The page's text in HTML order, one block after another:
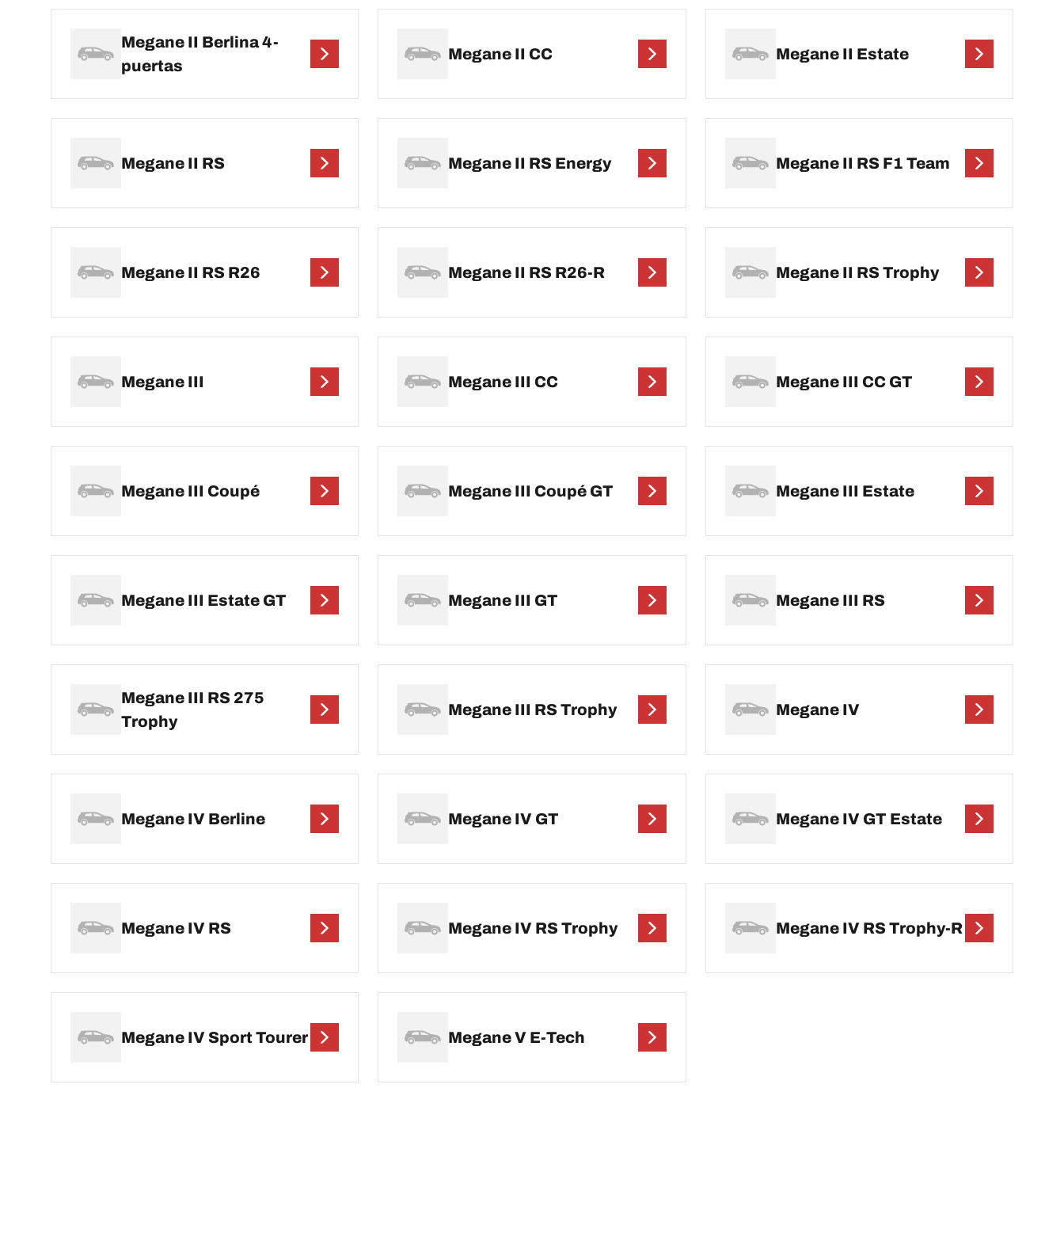
Megane II Berlina 4-
puertas
Megane II CC Megane II Estate
Megane II RS Megane II RS Energy Megane II RS F1 Team
Megane II RS R26 Megane II RS R26-R Megane II RS Trophy
Megane III Megane III CC Megane III CC GT
Megane III Coupé Megane III Coupé GT Megane III Estate
Megane III Estate GT Megane III GT Megane III RS
Megane III RS 275
Trophy
Megane III RS Trophy Megane IV
Megane IV Berline Megane IV GT Megane IV GT Estate
Megane IV RS Megane IV RS Trophy Megane IV RS Trophy-R
Megane IV Sport Tourer Megane V E-Tech